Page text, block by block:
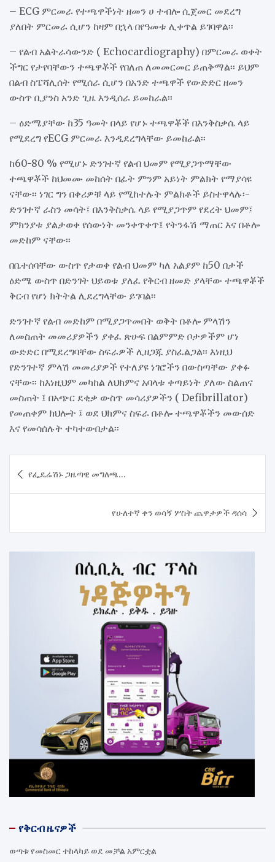
– ECG ምርመራ የተጫዋችነት ዘመን ሀ ተብሎ ሲጀመር መደረግ
ያለበት ምርመራ ሲሆን ከዛም በኋላ በየዓመቱ ሊቀጥል ይገባዋል፡፡
– የልብ አልትራሳውንድ ( Echocardiography) በምርመራ ወቀት
ችግር የታየባቸውን ተጫዋቾች የበለጠ ለመመርመር ይጠቅማል፡፡ ይህም
በልብ ስፔሻሊሰት የሚሰራ ሲሆን በአንድ ተጫዋች የውድድር ዘመን
ውስጥ ቢያንስ አንድ ጊዜ እንዲሰራ ይመከራል፡፡
– ዕድሜያቸው ከ35 ዓመት በላይ የሆኑ ተጫዋቾች በእንቅስቃሴ ላይ
የሚደረግ የECG ምርመራ እንዲደረግላቸው ይመከራል፡፡
ከ60-80 % የሚሆኑ ድንገተኛ የልብ ህመም የሚያጋጥማቸው
ተጫዋቾች ከህመሙ መከሰት በፊት ምንም አይነት ምልክት የማያሳዩ
ናቸው፡፡ ነገር ግን በቀሪዎቹ ላይ የሚከተሉት ምልክቶች ይስተዋላሉ፡-
ድንገተኛ ራስን መሳት፤ በእንቅስቃሴ ላይ የሚያጋጥም የደረት ህመም፤
ምክንያቱ ያልታወቀ የሰውነት መንቀጥቀጥ፤ የትንፋሽ ማጠር እና በቶሎ
መድከም ናቸው፡፡
በቤተሰባቸው ውስጥ የታወቀ የልብ ህመም ካለ አልያም ከ50 በታች
ዕድሜ ውስጥ በድንገት ህይወቱ ያለፈ የቅርብ ዘመድ ያላቸው ተጫዋቾች
ቅርብ የሆነ ክትትል ሊደረግላቸው ይገባል፡፡
ድንገተኛ የልብ መድከም በሚያጋጥመበት ወቅት በቶሎ ምላሽን
ለመስጠት መመሪያዎችን ያቀፈ ጽሁፍ በልምምድ ቦታዎችም ሆነ
ውድድር በሚደረግባቸው ስፍራዎች ሊዘጋጁ ያስፈልጋል፡፡ እነዚህ
የድንገተኛ ምላሽ መመሪያዎች የተለያዩ ነገሮችን በውስጣቸው ያቀፉ
ናቸው፡፡ ከእነዚህም መካከል ለህክምና አባላቱ ቀጣይነት ያለው ስልጠና
መስጠት ፤ በአጭር ደቂቃ ውስጥ መሳሪያዎችን ( Defibrillator)
የመጠቀም ክህሎት ፤ ወደ ህክምና ስፍራ በቶሎ ተጫዋቾችን መውሰድ
እና የመሳሰሉት ተካተውበታል፡፡
navigation
የፌዴሬሽኑ ጋዜጣዊ መግለጫ…
የሁለተኛ ቀን ወሳኝ ሦስት ጨዋታዎች ዳሰሳ
የቅርብ ዜናዎች
ወጣቱ የመስመር ተከላካይ ወደ መቻል አምርቷል